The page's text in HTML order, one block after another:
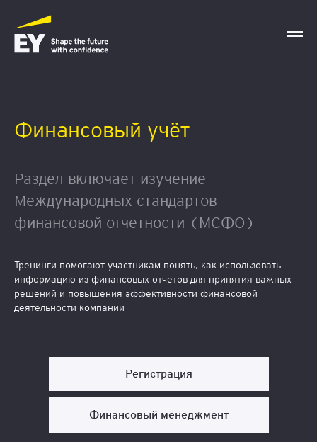
Финансовый учёт
Раздел включает изучение
Международных стандартов
финансовой отчетности (МСФО)
Тренинги помогают участникам понять, как использовать
информацию из финансовых отчетов для принятия важных
решений и повышения эффективности финансовой
деятельности компании
Финансовый менеджмент
Регистрация